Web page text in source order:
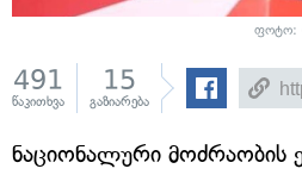
ფოტო:
491
წაკითხვა
15
გაზიარება
ნაციონალური